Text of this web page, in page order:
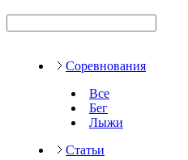
Соревнования
Все
Бег
Лыжи
Статьи